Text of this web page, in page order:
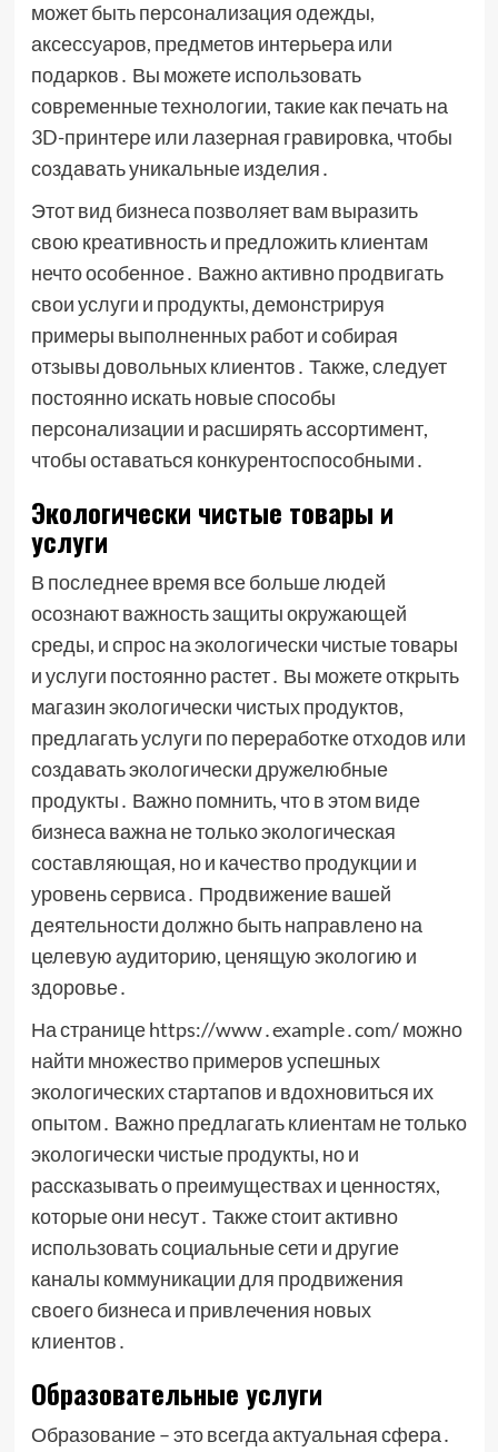
может быть персонализация одежды,
аксессуаров, предметов интерьера или
подарков․ Вы можете использовать
современные технологии, такие как печать на
3D-принтере или лазерная гравировка, чтобы
создавать уникальные изделия․
Этот вид бизнеса позволяет вам выразить
свою креативность и предложить клиентам
нечто особенное․ Важно активно продвигать
свои услуги и продукты, демонстрируя
примеры выполненных работ и собирая
отзывы довольных клиентов․ Также, следует
постоянно искать новые способы
персонализации и расширять ассортимент,
чтобы оставаться конкурентоспособными․
Экологически чистые товары и
услуги
В последнее время все больше людей
осознают важность защиты окружающей
среды, и спрос на экологически чистые товары
и услуги постоянно растет․ Вы можете открыть
магазин экологически чистых продуктов,
предлагать услуги по переработке отходов или
создавать экологически дружелюбные
продукты․ Важно помнить, что в этом виде
бизнеса важна не только экологическая
составляющая, но и качество продукции и
уровень сервиса․ Продвижение вашей
деятельности должно быть направлено на
целевую аудиторию, ценящую экологию и
здоровье․
На странице https://www․example․com/ можно
найти множество примеров успешных
экологических стартапов и вдохновиться их
опытом․ Важно предлагать клиентам не только
экологически чистые продукты, но и
рассказывать о преимуществах и ценностях,
которые они несут․ Также стоит активно
использовать социальные сети и другие
каналы коммуникации для продвижения
своего бизнеса и привлечения новых
клиентов․
Образовательные услуги
Образование – это всегда актуальная сфера․